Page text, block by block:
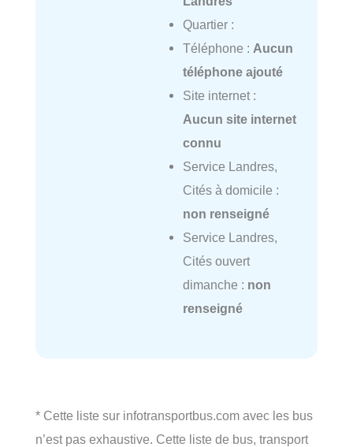
Quartier :
Téléphone : Aucun
téléphone ajouté
Site internet :
Aucun site internet
connu
Service Landres,
Cités à domicile :
non renseigné
Service Landres,
Cités ouvert
dimanche : non
renseigné
* Cette liste sur infotransportbus.com avec les bus
n’est pas exhaustive. Cette liste de bus, transport